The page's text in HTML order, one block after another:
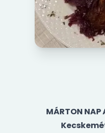
MÁRTON NAP